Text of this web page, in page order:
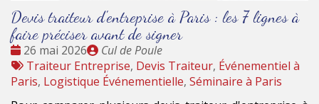
Devis traiteur d'entreprise à Paris : les 7 lignes à
faire préciser avant de signer
Date
:
26 mai 2026
Publié
par
Cul de Poule
Tags
:
Traiteur Entreprise, Devis Traiteur, Événementiel à
Paris, Logistique Événementielle, Séminaire à Paris